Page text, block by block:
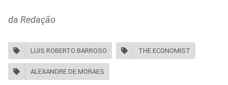
da Redação
LUIS ROBERTO BARROSO THE ECONOMIST
ALEXANDRE DE MORAES